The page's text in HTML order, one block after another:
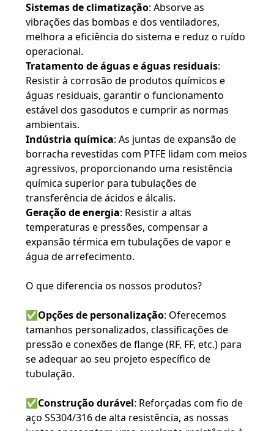
POLÍTICA
PRIVACIDADE
Sistemas de climatização: Absorve as
vibrações das bombas e dos ventiladores,
melhora a eficiência do sistema e reduz o ruído
operacional.
Tratamento de águas e águas residuais:
Resistir à corrosão de produtos químicos e
águas residuais, garantir o funcionamento
estável dos gasodutos e cumprir as normas
ambientais.
Indústria química: As juntas de expansão de
borracha revestidas com PTFE lidam com meios
agressivos, proporcionando uma resistência
química superior para tubulações de
transferência de ácidos e álcalis.
Geração de energia: Resistir a altas
temperaturas e pressões, compensar a
expansão térmica em tubulações de vapor e
água de arrefecimento.
O que diferencia os nossos produtos?
✅Opções de personalização: Oferecemos
tamanhos personalizados, classificações de
pressão e conexões de flange (RF, FF, etc.) para
se adequar ao seu projeto específico de
tubulação.
✅Construção durável: Reforçadas com fio de
aço SS304/316 de alta resistência, as nossas